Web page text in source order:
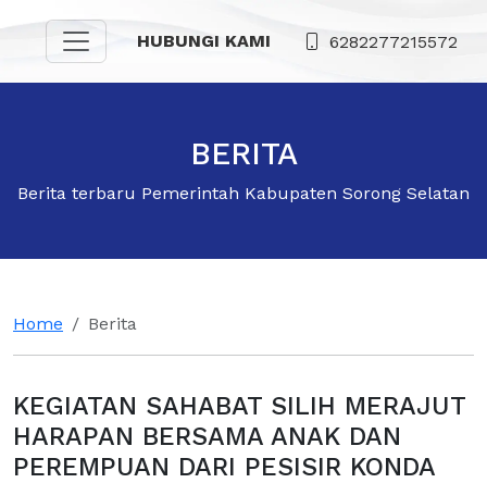
HUBUNGI KAMI 6282277215572
BERITA
Berita terbaru Pemerintah Kabupaten Sorong Selatan
Home Berita
KEGIATAN SAHABAT SILIH MERAJUT
HARAPAN BERSAMA ANAK DAN
PEREMPUAN DARI PESISIR KONDA